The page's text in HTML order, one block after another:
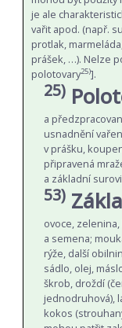
je ale
vařit apod. (např.
protlak,
prášek, …). Nelze
polotovary25)].
25)
a
usnadnění
v prášku,
připravená
a základní
53)
ovoce,
a semena;
rýže, další
sádlo, olej,
škrob, droždí
jednodruhová),
kokos